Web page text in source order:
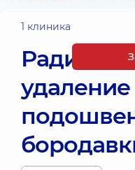
1 клиника
удаление